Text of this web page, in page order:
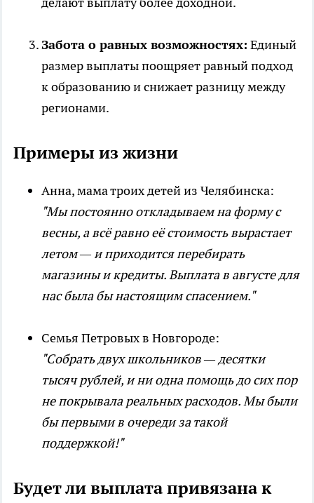
Забота о равных возможностях: Единый
размер выплаты поощряет равный подход
к образованию и снижает разницу между
регионами.
Примеры из жизни
Анна, мама троих детей из Челябинска:
"Мы постоянно откладываем на форму с
весны, а всё равно её стоимость вырастает
летом — и приходится перебирать
магазины и кредиты. Выплата в августе для
нас была бы настоящим спасением."
Семья Петровых в Новгороде:
"Собрать двух школьников — десятки
тысяч рублей, и ни одна помощь до сих пор
не покрывала реальных расходов. Мы были
бы первыми в очереди за такой
поддержкой!"
Будет ли выплата привязана к